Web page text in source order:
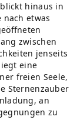
hinaus in
etwas
zwischen
jenseits
eine
freien Seele,
Sternenzauber
an
zu